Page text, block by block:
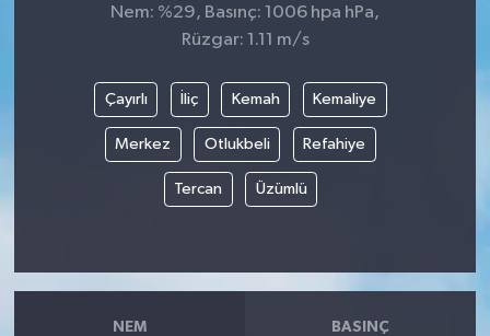
Nem: %29, Basınç: 1006 hpa hPa,
Rüzgar: 1.11 m/s
Çayırlı İliç Kemah Kemaliye
Merkez Otlukbeli Refahiye
Tercan Üzümlü
NEM BASINÇ
DÜNYA
MEDYA
YAŞAM